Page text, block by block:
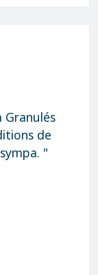
Granulés
de
"